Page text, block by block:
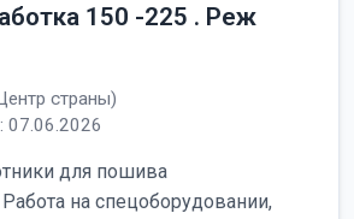
150 -225 . Реж
страны)
07.06.2026
для пошива
на спецоборудовании,